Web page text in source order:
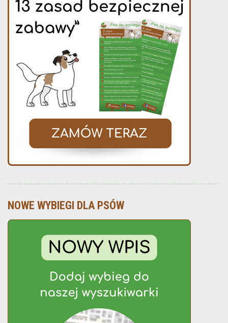
NOWE WYBIEGI DLA PSÓW